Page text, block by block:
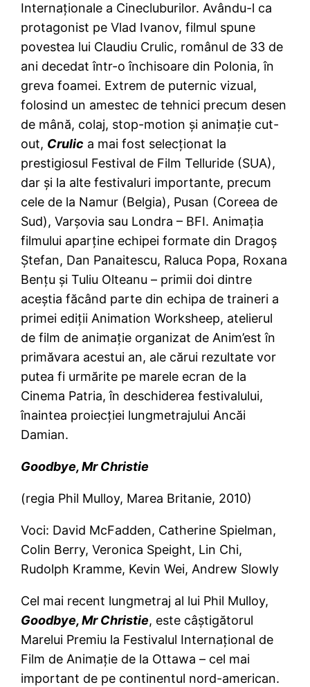
Internaţionale a Cinecluburilor. Avându-l ca
protagonist pe Vlad Ivanov, filmul spune
povestea lui Claudiu Crulic, românul de 33 de
ani decedat într-o închisoare din Polonia, în
greva foamei. Extrem de puternic vizual,
folosind un amestec de tehnici precum desen
de mână, colaj, stop-motion şi animaţie cut-
out, Crulic a mai fost selecţionat la
prestigiosul Festival de Film Telluride (SUA),
dar şi la alte festivaluri importante, precum
cele de la Namur (Belgia), Pusan (Coreea de
Sud), Varşovia sau Londra – BFI. Animaţia
filmului aparţine echipei formate din Dragoş
Ştefan, Dan Panaitescu, Raluca Popa, Roxana
Benţu şi Tuliu Olteanu – primii doi dintre
aceştia făcând parte din echipa de traineri a
primei ediţii Animation Worksheep, atelierul
de film de animaţie organizat de Anim’est în
primăvara acestui an, ale cărui rezultate vor
putea fi urmărite pe marele ecran de la
Cinema Patria, în deschiderea festivalului,
înaintea proiecţiei lungmetrajului Ancăi
Damian.
Goodbye, Mr Christie
(regia Phil Mulloy, Marea Britanie, 2010)
Voci: David McFadden, Catherine Spielman,
Colin Berry, Veronica Speight, Lin Chi,
Rudolph Kramme, Kevin Wei, Andrew Slowly
Cel mai recent lungmetraj al lui Phil Mulloy,
Goodbye, Mr Christie, este câştigătorul
Marelui Premiu la Festivalul Internaţional de
Film de Animaţie de la Ottawa – cel mai
important de pe continentul nord-american.